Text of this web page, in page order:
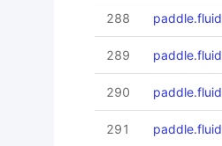
288
289
290
291